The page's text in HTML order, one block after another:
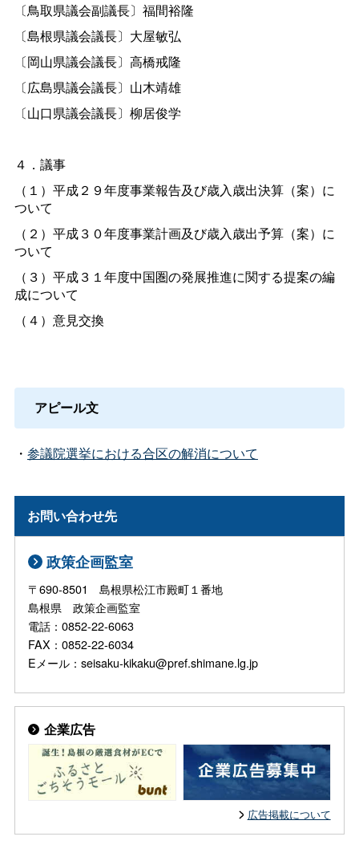
〔鳥取県議会副議長〕福間裕隆
〔島根県議会議長〕大屋敏弘
〔岡山県議会議長〕高橋戒隆
〔広島県議会議長〕山木靖雄
〔山口県議会議長〕柳居俊学
４．議事
（１）平成２９年度事業報告及び歳入歳出決算（案）に
ついて
（２）平成３０年度事業計画及び歳入歳出予算（案）に
ついて
（３）平成３１年度中国圏の発展推進に関する提案の編
成について
（４）意見交換
アピール文
・ 参議院選挙における合区の解消について
お問い合わせ先
政策企画監室
〒690-8501 島根県松江市殿町１番地
島根県 政策企画監室
電話：0852-22-6063
FAX：0852-22-6034
Eメール：seisaku-kikaku@pref.shimane.lg.jp
企業広告
広告掲載について